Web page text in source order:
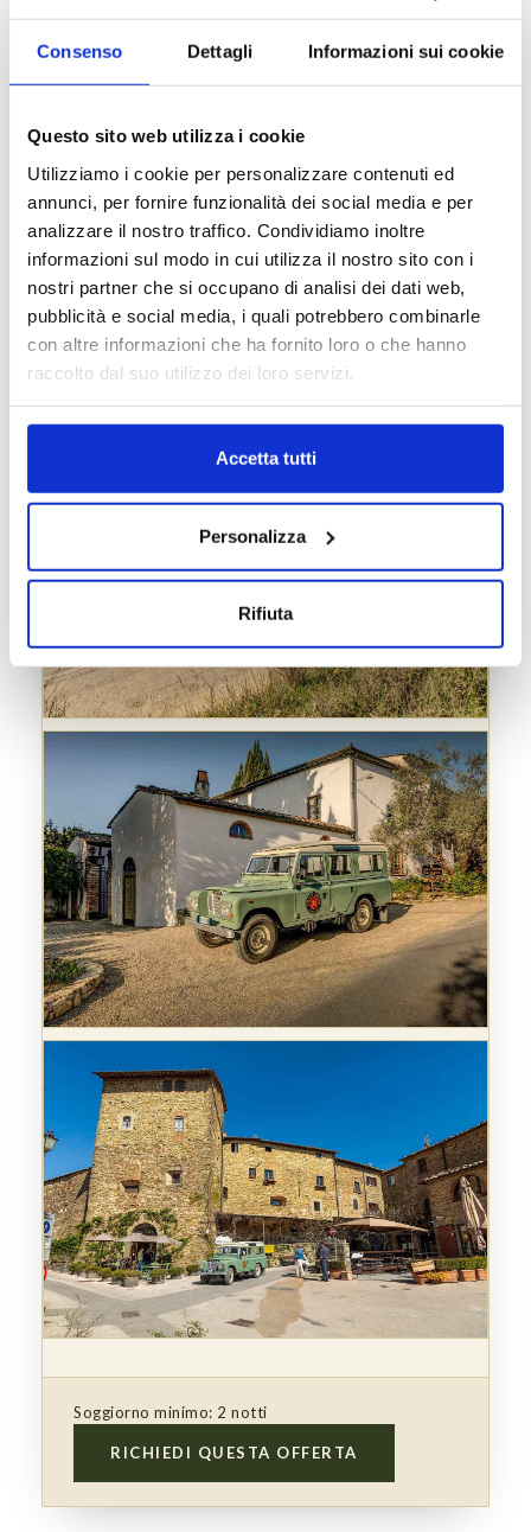
Consenso Dettagli Informazioni sui cookie
Questo sito web utilizza i cookie
Utilizziamo i cookie per personalizzare contenuti ed
annunci, per fornire funzionalità dei social media e per
analizzare il nostro traffico. Condividiamo inoltre
informazioni sul modo in cui utilizza il nostro sito con i
nostri partner che si occupano di analisi dei dati web,
pubblicità e social media, i quali potrebbero combinarle
con altre informazioni che ha fornito loro o che hanno
raccolto dal suo utilizzo dei loro servizi.
Accetta tutti
Personalizza
Rifiuta
Degustazione di vini in un’esclusiva cantina
aperitivo
Un’opportunità unica per vivere la bellezza del
Chianti da una prospettiva privilegiata e creare
ricordi indimenticabili nel cuore della Toscana.
Soggiorno minimo: 2 notti
RICHIEDI QUESTA OFFERTA